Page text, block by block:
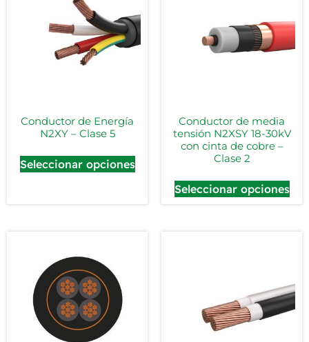
Conductor de Energía
N2XY – Clase 5
Seleccionar opciones
Conductor de media
tensión N2XSY 18-30kV
con cinta de cobre –
Clase 2
Seleccionar opciones